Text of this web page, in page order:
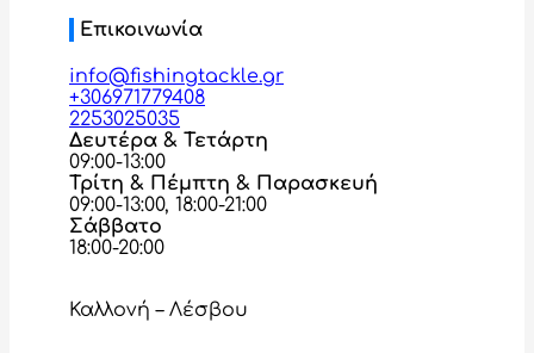
Επικοινωνία
info@fishingtackle.gr
+306971779408
2253025035
Δευτέρα & Τετάρτη
09:00-13:00
Τρίτη & Πέμπτη & Παρασκευή
09:00-13:00, 18:00-21:00
Σάββατο
18:00-20:00
Καλλονή – Λέσβου